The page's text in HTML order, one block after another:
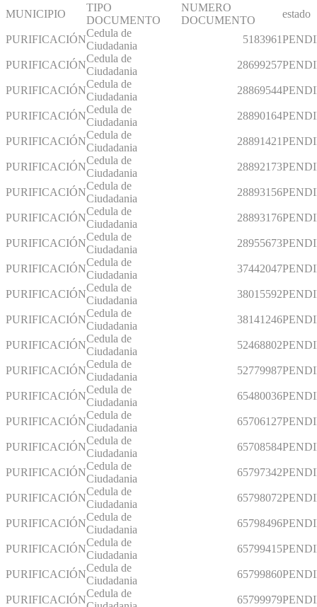
MUNICIPIO
TIPO
DOCUMENTO
NUMERO
DOCUMENTO
estado
PURIFICACIÓN
Cedula de
Ciudadania
5183961
PURIFICACIÓN
Cedula de
Ciudadania
28699257
PURIFICACIÓN
Cedula de
Ciudadania
28869544
PURIFICACIÓN
Cedula de
Ciudadania
28890164
PURIFICACIÓN
Cedula de
Ciudadania
28891421
PURIFICACIÓN
Cedula de
Ciudadania
28892173
PURIFICACIÓN
Cedula de
Ciudadania
28893156
PURIFICACIÓN
Cedula de
Ciudadania
28893176
PURIFICACIÓN
Cedula de
Ciudadania
28955673
PURIFICACIÓN
Cedula de
Ciudadania
37442047
PURIFICACIÓN
Cedula de
Ciudadania
38015592
PURIFICACIÓN
Cedula de
Ciudadania
38141246
PURIFICACIÓN
Cedula de
Ciudadania
52468802
PURIFICACIÓN
Cedula de
Ciudadania
52779987
PURIFICACIÓN
Cedula de
Ciudadania
65480036
PURIFICACIÓN
Cedula de
Ciudadania
65706127
PURIFICACIÓN
Cedula de
Ciudadania
65708584
PURIFICACIÓN
Cedula de
Ciudadania
65797342
PURIFICACIÓN
Cedula de
Ciudadania
65798072
PURIFICACIÓN
Cedula de
Ciudadania
65798496
PURIFICACIÓN
Cedula de
Ciudadania
65799415
PURIFICACIÓN
Cedula de
Ciudadania
65799860
PURIFICACIÓN
Cedula de
65799979